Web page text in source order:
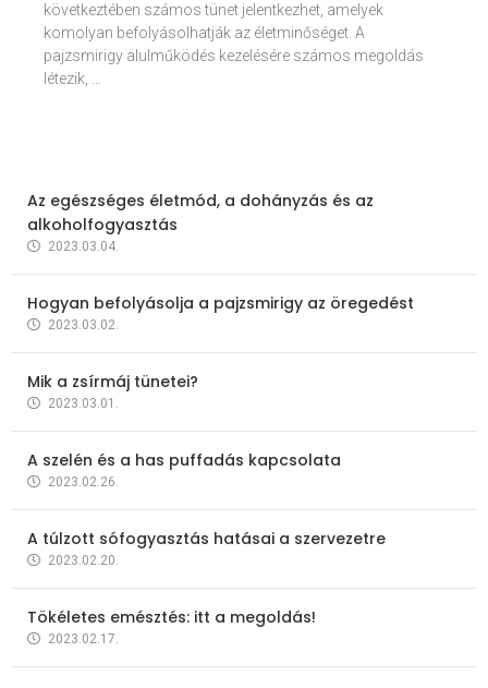
következtében számos tünet jelentkezhet, amelyek
komolyan befolyásolhatják az életminőséget. A
pajzsmirigy alulműködés kezelésére számos megoldás
létezik, …
Az egészséges életmód, a dohányzás és az
alkoholfogyasztás
2023.03.04.
Hogyan befolyásolja a pajzsmirigy az öregedést
2023.03.02.
Mik a zsírmáj tünetei?
2023.03.01.
A szelén és a has puffadás kapcsolata
2023.02.26.
A túlzott sófogyasztás hatásai a szervezetre
2023.02.20.
Tökéletes emésztés: itt a megoldás!
2023.02.17.